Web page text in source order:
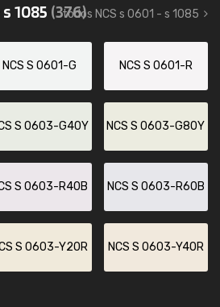
1085 (376)
todos NCS s 0601 - s 1085
NCS S 0601-G NCS S 0601-R
S 0603-G40Y NCS S 0603-G80Y
S 0603-R40B NCS S 0603-R60B
S 0603-Y20R NCS S 0603-Y40R